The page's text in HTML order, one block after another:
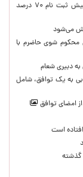
صدور بیش از ۹۰ درصد هدایت تحصیلی نهمی ها/ پیش ثبت نام ۷۰ درصد
می‌شود
محکوم شوی حاضرم با
دبیری شعام
به یک توافق، شامل
امضای توافق